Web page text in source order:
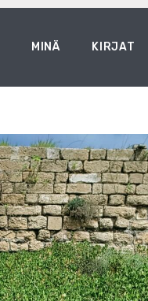
MINÄ KIRJAT